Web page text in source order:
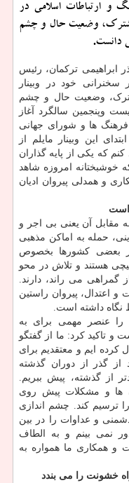
و ارتباطات اسلامی در
مشترك، وضعیت حال و چشم
دانست.
ابراهیمی ترکمان، رئیس
سخنرانی خود در وبینار
مشترک، وضعیت حال و چشم
وپنجمین سالگرد آغاز
ها و شورای جهانی
این وبینار مایلم از
که یکی از پایه گذاران
خوشبختانه امروزه شاهد
و همدلی پیروان ادیان
است
مقابل آن یعنی بی اجر و
حمله به اماکن مذهبی
بعضی کشورها بخصوص
هستند و تلاش در محو
می راند، دارند.
اعتدال، پیروان راستین
نگاه داشته است.
را عنصر مهمی برای به
و تاکید کرد: ما از گفتگو
کرده ایم و معتقدیم برای
گذر از دوران گذشته
از گذشته، پیش ببریم.
ها و مشکلات پیش روی
ترسیم کند. چشم اندازی
و عداوات را در بین
نمی بینم و به الطاف
و همکاری ما همواره به
خشونت را می بندد